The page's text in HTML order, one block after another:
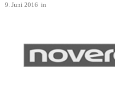
9. Juni 2016 in